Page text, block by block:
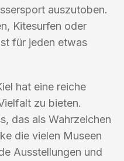
auszutoben.
Kitesurfen oder
für jeden etwas
hat eine reiche
zu bieten.
das als Wahrzeichen
die vielen Museen
Ausstellungen und